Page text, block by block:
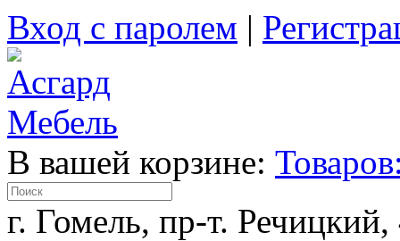
Вход с паролем |
В вашей корзине:
г. Гомель, пр-т. Речицкий,